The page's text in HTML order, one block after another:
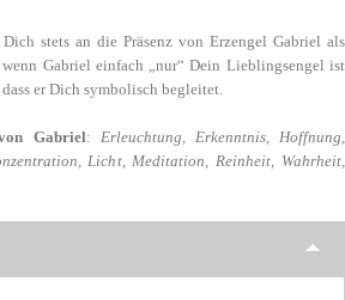
stets an die Präsenz von Erzengel Gabriel als
Gabriel einfach „nur“ Dein Lieblingsengel ist
er Dich symbolisch begleitet.
Gabriel: Erleuchtung, Erkenntnis, Hoffnung,
Licht, Meditation, Reinheit, Wahrheit,